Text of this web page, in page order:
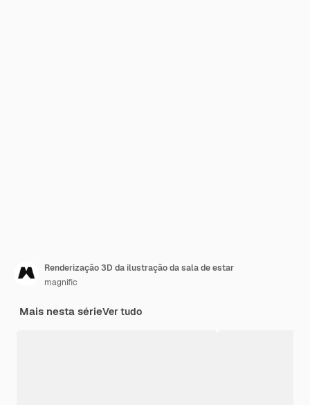
Renderização 3D da ilustração da sala de estar
magnific
Mais nesta sérieVer tudo